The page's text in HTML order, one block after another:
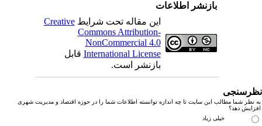
بازنشر اطلاعات
این مقاله تحت شرایطCreative
Commons Attribution-
NonCommercial 4.0
International Licenseقابل
بازنشر است.
نظر شما مطالب این سایت تا چه اندازه توانسته اطلاعات شما را در حوزه اقتصاد و مدیریت شهری
دهد؟
خیلی زیاد